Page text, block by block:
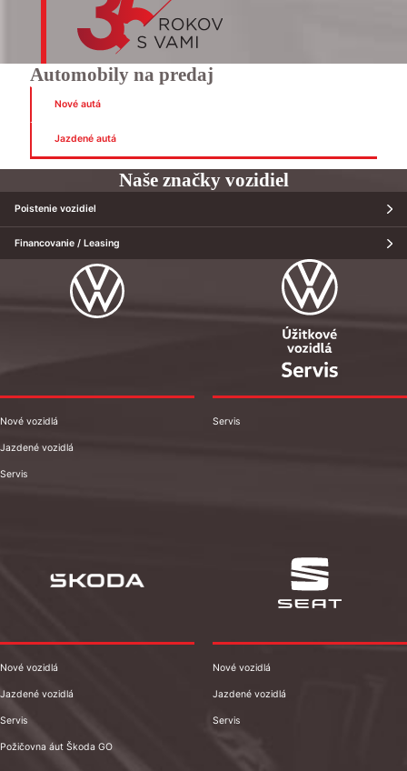
Automobily na predaj
Nové autá
Jazdené autá
Naše značky vozidiel
Poistenie vozidiel
Financovanie / Leasing
Nové vozidlá
Jazdené vozidlá
Servis
Servis
Nové vozidlá
Jazdené vozidlá
Servis
Požičovna áut Škoda GO
Nové vozidlá
Jazdené vozidlá
Servis